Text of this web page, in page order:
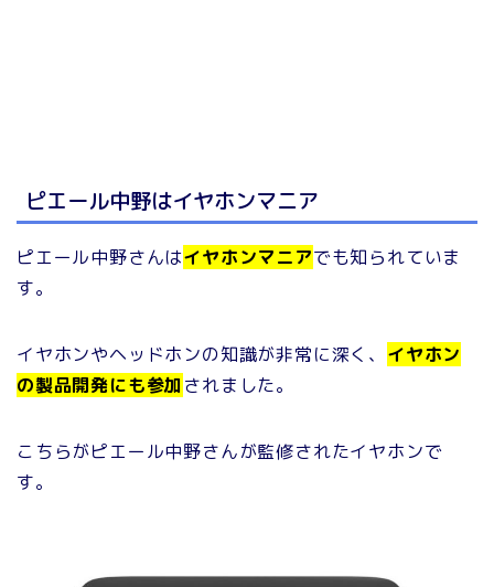
ピエール中野はイヤホンマニア
ピエール中野さんはイヤホンマニアでも知られていま
す。
イヤホンやヘッドホンの知識が非常に深く、 イヤホン
の製品開発にも参加 されました。
こちらがピエール中野さんが監修されたイヤホンで
す。